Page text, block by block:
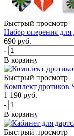
Быстрый просмотр
Набор оперения для
690 руб.
-
В корзину
Быстрый просмотр
Комплект дротиков
1 190 руб.
-
В корзину
Быстрый просмотр